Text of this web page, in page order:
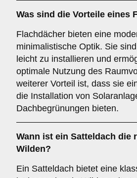
Was sind die Vorteile eines
Flachdächer bieten eine
minimalistische Optik. Sie
leicht zu installieren und
optimale Nutzung des
weiterer Vorteil ist, dass sie
die Installation von
Dachbegrünungen bieten.
Wann ist ein Satteldach die
Wilden?
Ein Satteldach bietet eine